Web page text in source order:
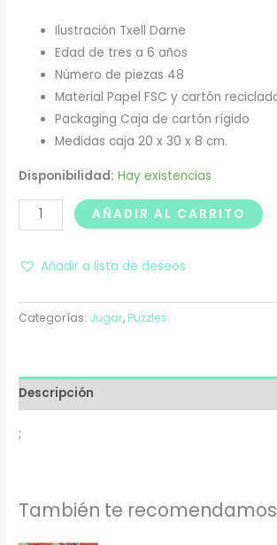
Ilustración Txell Darne
Edad de tres a 6 años
Número de piezas 48
MaterialPapel FSC y cartón
Packaging Caja de cartón rígido
Medidas caja20 x 30 x 8 cm.
Disponibilidad: Hay existencias
AÑADIR AL CARRITO
Añadir a lista de deseos
Categorías: Jugar, Puzzles
Descripción
;
También te